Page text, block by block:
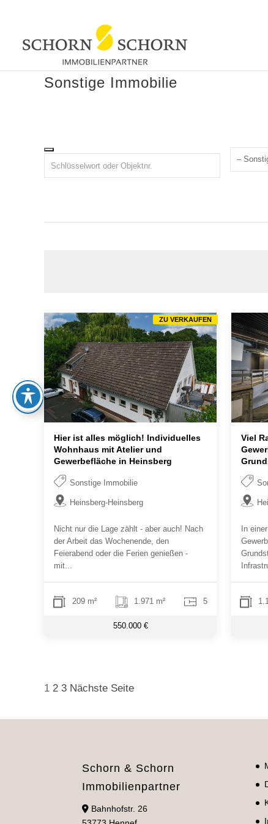
Sonstige Immobilie
Hier ist alles möglich! Individuelles
Wohnhaus mit Atelier und
Gewerbefläche in Heinsberg
Sonstige Immobilie
Heinsberg-Heinsberg
Nicht nur die Lage zählt - aber auch! Nach
der Arbeit das Wochenende, den
Feierabend oder die Ferien genießen -
mit...
209 m² 1.971 m² 5
550.000 €
ZU VERKAUFEN
Viel
In
Seitennummerierung
der
1 2 3 Nächste Seite
Schorn & Schorn
Immobilienpartner
Bahnhofstr. 26